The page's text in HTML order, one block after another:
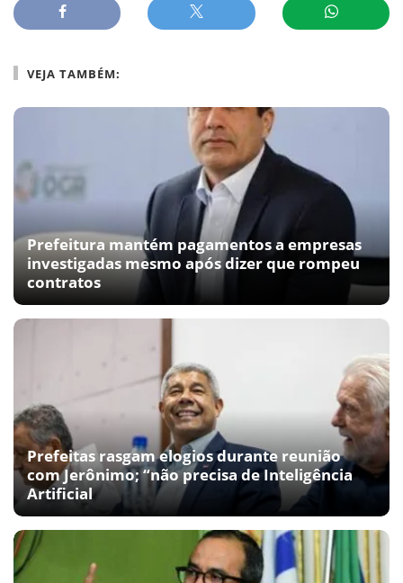
VEJA TAMBÉM:
Prefeitura mantém pagamentos a empresas
investigadas mesmo após dizer que rompeu
contratos
Prefeitas rasgam elogios durante reunião
com Jerônimo; “não precisa de Inteligência
Artificial